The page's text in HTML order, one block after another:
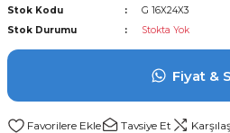
Stok Kodu
G 16X24X3
Stok Durumu
Stokta Yok
Fiyat &
Tavsiye Et